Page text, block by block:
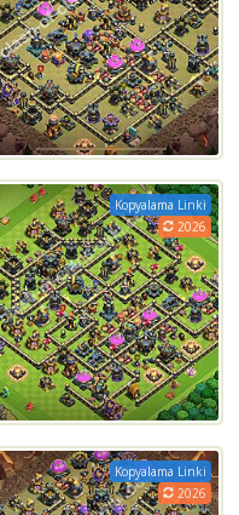
Kopyalama Linki
2026
Kopyalama Linki
2026